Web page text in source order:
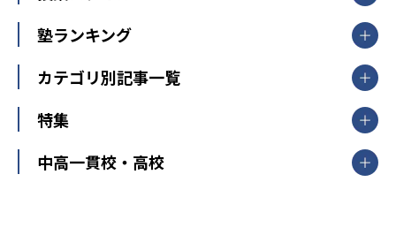
関東
東京都
神奈川県
茨城県
栃木県
群馬県
新潟県
中部
愛知県
静岡県
長野県
東京個別指導学院
明光義塾
個別教室のトライ
武田塾
個別指導
オンライン指導
塾ランキング
中学受験ランキング
カテゴリ別記事一覧
中学受験
大学受験
特集
開成番長直伝！子どもの受験を成功させる方法
中高一貫校・高校